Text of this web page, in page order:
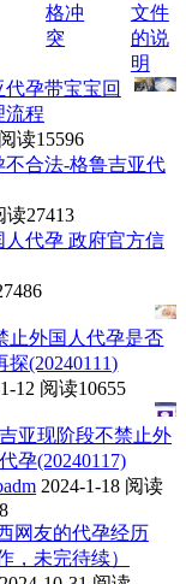
格冲
突
文件
的说
明
孕带宝宝回
流程
阅读15596
合法-格鲁吉亚代
读27413
代孕 政府官方信
止外国人代孕是否
(20240111)
12 阅读10655
亚现阶段不禁止外
孕(20240117)
2024-1-18 阅读
网友的代孕经历
，未完待续）